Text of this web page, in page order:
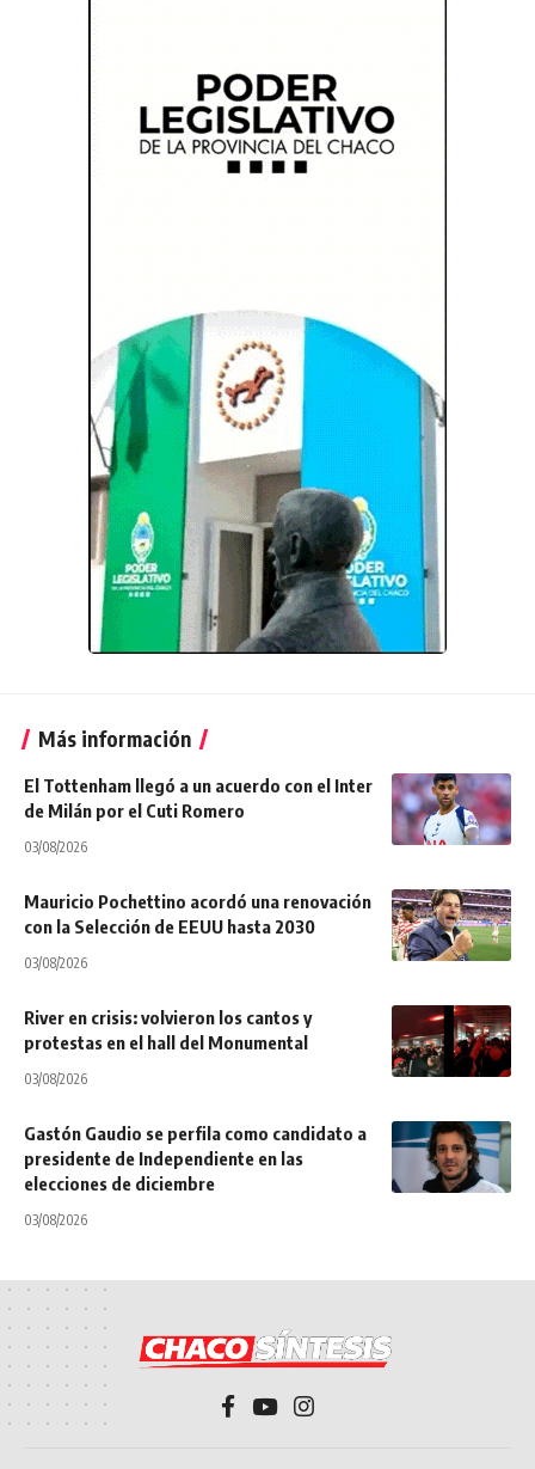
Más información
El Tottenham llegó a un acuerdo con el Inter
de Milán por el Cuti Romero
03/08/2026
Mauricio Pochettino acordó una renovación
con la Selección de EEUU hasta 2030
03/08/2026
River en crisis: volvieron los cantos y
protestas en el hall del Monumental
03/08/2026
Gastón Gaudio se perfila como candidato a
presidente de Independiente en las
elecciones de diciembre
03/08/2026